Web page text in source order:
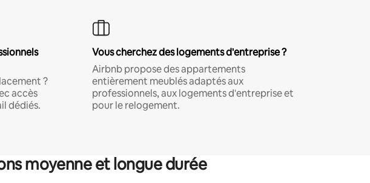
?
accès
dédiés.
Vous cherchez des logements d'entreprise ?
Airbnb propose des appartements
entièrement meublés adaptés aux
professionnels, aux logements d'entreprise et
pour le relogement.
moyenne et longue durée